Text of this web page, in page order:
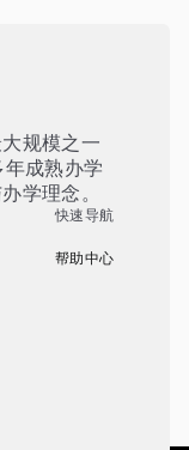
规模之一
成熟办学
学理念。
快速导航
帮助中心